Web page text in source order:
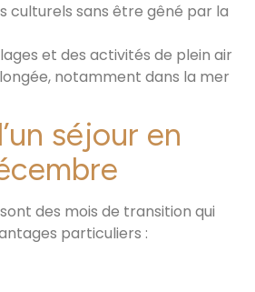
culturels sans être gêné par la
et des activités de plein air
notamment dans la mer
séjour en
des mois de transition qui
particuliers :